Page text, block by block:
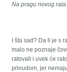
Na pragu novog rata
I šta sad? Da li je s
malo ne poznaje
ratovali i uvek će
prinudom, jer